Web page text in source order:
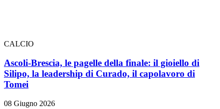
CALCIO
Ascoli-Brescia, le pagelle della finale: il gioiello di
Silipo, la leadership di Curado, il capolavoro di
Tomei
08 Giugno 2026